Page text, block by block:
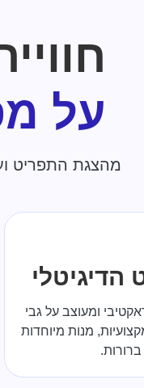
על
מהצגת התפריט
הדיגיטלי
ומעוצב על גבי
מנות מיוחדות